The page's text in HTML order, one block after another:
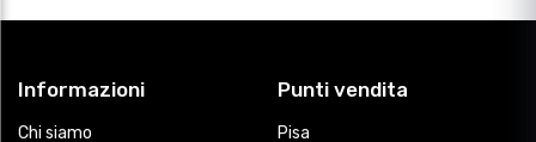
Informazioni
Chi siamo
Punti vendita
Pisa